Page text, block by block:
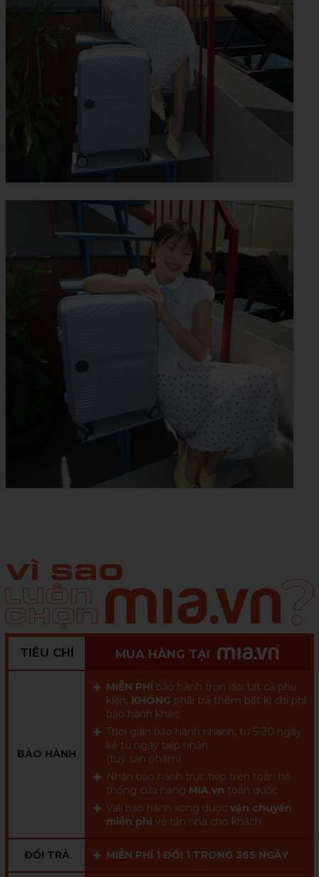
TIÊU CHÍ MUA HÀNG TẠI
BẢO HÀNH
MIỄN PHÍ bảo hành trọn đời tất cả phụ
kiện, KHÔNG phải trả thêm bất kì chi phí
bảo hành khác.
Thời gian bảo hành nhanh, từ 5-20 ngày
kể từ ngày tiếp nhận
(tuỳ sản phẩm)
Nhận bảo hành trực tiếp trên toàn hệ
thống cửa hàng MIA.vn toàn quốc
Vali bảo hành xong được vận chuyển
miễn phí về tận nhà cho khách
ĐỔI TRẢ MIỄN PHÍ 1 ĐỔI 1 TRONG 365 NGÀY